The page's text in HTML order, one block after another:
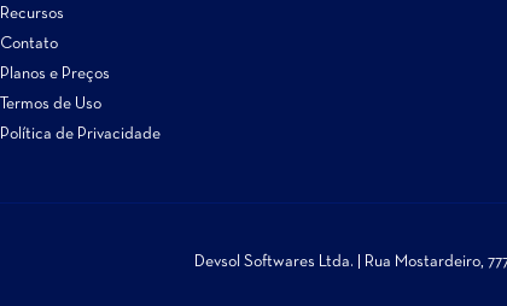
Recursos
Contato
Planos e Preços
Termos de Uso
Política de Privacidade
Devsol Softwares Ltda. | Rua Mostardeiro,